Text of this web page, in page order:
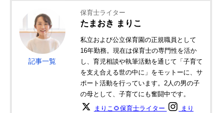
記事一覧
保育士ライター
たまおき まりこ
私立および公立保育園の正規職員として
16年勤務。現在は保育士の専門性を活か
し、育児相談や執筆活動を通じて「子育て
を支え合える世の中に」をモットーに、サ
ポート活動を行っています。2人の男の子
の母として、子育てにも奮闘中です。
まりこ🌻保育士ライター
まり